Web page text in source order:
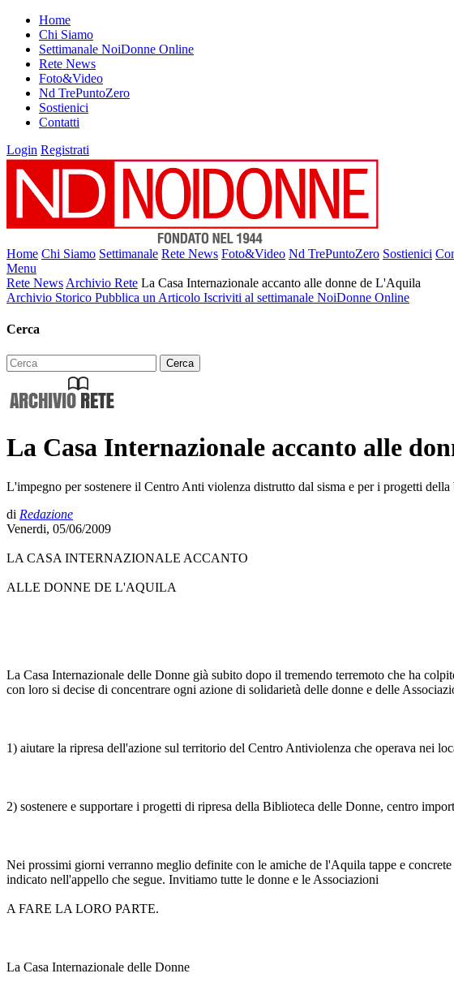
Home
Chi Siamo
Settimanale NoiDonne Online
Rete News
Foto&Video
Nd TrePuntoZero
Sostienici
Contatti
Login Registrati
Home Chi Siamo Settimanale Rete News Foto&Video Nd TrePuntoZero Sostienici
Menu
Rete News Archivio Rete La Casa Internazionale accanto alle donne de L'Aquila
Archivio Storico Pubblica un Articolo Iscriviti al settimanale NoiDonne Online
Cerca
La Casa Internazionale accanto alle
L'impegno per sostenere il Centro Anti violenza distrutto dal sisma e per i progetti
di Redazione
Venerdi, 05/06/2009
LA CASA INTERNAZIONALE ACCANTO
ALLE DONNE DE L'AQUILA
La Casa Internazionale delle Donne già subito dopo il tremendo terremoto che ha
con loro si decise di concentrare ogni azione di solidarietà delle donne e delle
1) aiutare la ripresa dell'azione sul territorio del Centro Antiviolenza che operava nei
2) sostenere e supportare i progetti di ripresa della Biblioteca delle Donne, centro
Nei prossimi giorni verranno meglio definite con le amiche de l'Aquila tappe e
indicato nell'appello che segue. Invitiamo tutte le donne e le Associazioni
A FARE LA LORO PARTE.
La Casa Internazionale delle Donne